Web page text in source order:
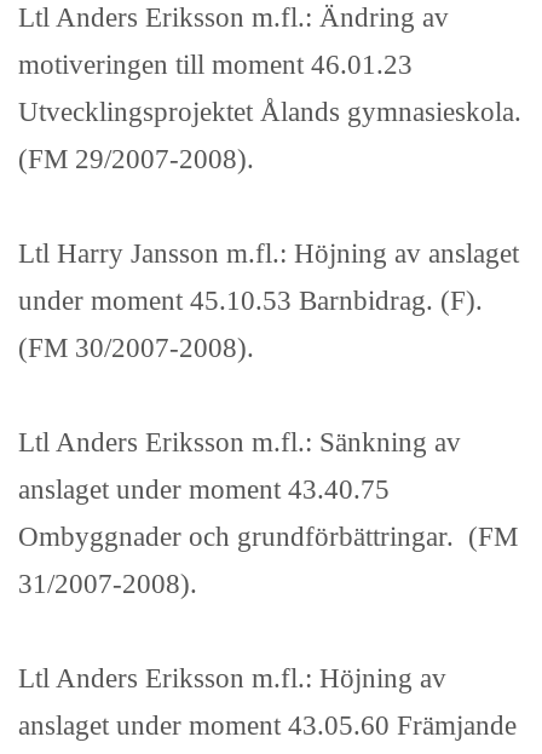
Ltl Anders Eriksson m.fl.: Ändring av
motiveringen till moment 46.01.23
Utvecklingsprojektet Ålands gymnasieskola.
(FM 29/2007-2008).
Ltl Harry Jansson m.fl.: Höjning av anslaget
under moment 45.10.53 Barnbidrag. (F).
(FM 30/2007-2008).
Ltl Anders Eriksson m.fl.: Sänkning av
anslaget under moment 43.40.75
Ombyggnader och grundförbättringar. (FM
31/2007-2008).
Ltl Anders Eriksson m.fl.: Höjning av
anslaget under moment 43.05.60 Främjande